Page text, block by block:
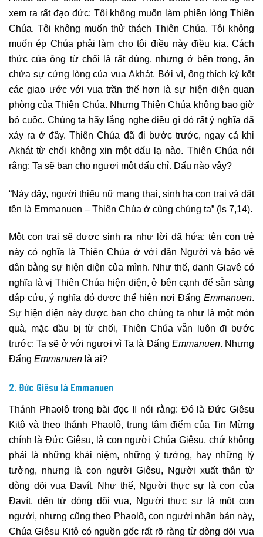
xem ra rất đạo đức: Tôi không muốn làm phiền lòng Thiên
Chúa. Tôi không muốn thử thách Thiên Chúa. Tôi không
muốn ép Chúa phải làm cho tôi điều này điều kia. Cách
thức của ông từ chối là rất đúng, nhưng ở bên trong, ẩn
chứa sự cứng lòng của vua Akhát. Bởi vì, ông thích ký kết
các giao ước với vua trần thế hơn là sự hiện diện quan
phòng của Thiên Chúa. Nhưng Thiên Chúa không bao giờ
bỏ cuộc. Chúng ta hãy lắng nghe điều gì đó rất ý nghĩa đã
xảy ra ở đây. Thiên Chúa đã đi bước trước, ngay cả khi
Akhát từ chối không xin một dấu lạ nào. Thiên Chúa nói
rằng: Ta sẽ ban cho ngươi một dấu chỉ. Dấu nào vậy?
“Này đây, người thiếu nữ mang thai, sinh hạ con trai và đặt
tên là Emmanuen – Thiên Chúa ở cùng chúng ta” (Is 7,14).
Một con trai sẽ được sinh ra như lời đã hứa; tên con trẻ
này có nghĩa là Thiên Chúa ở với dân Người và bảo vệ
dân bằng sự hiện diện của mình. Như thế, danh Giavê có
nghĩa là vị Thiên Chúa hiện diện, ở bên cạnh để sẵn sàng
đáp cứu, ý nghĩa đó được thể hiện nơi Đấng Emmanuen.
Sự hiện diện này được ban cho chúng ta như là một món
quà, mặc dầu bị từ chối, Thiên Chúa vẫn luôn đi bước
trước: Ta sẽ ở với ngươi vì Ta là Đấng Emmanuen. Nhưng
Đấng Emmanuen là ai?
2. Đức Giêsu là Emmanuen
Thánh Phaolô trong bài đọc II nói rằng: Đó là Đức Giêsu
Kitô và theo thánh Phaolô, trung tâm điểm của Tin Mừng
chính là Đức Giêsu, là con người Chúa Giêsu, chứ không
phải là những khái niệm, những ý tưởng, hay những lý
tưởng, nhưng là con người Giêsu, Người xuất thân từ
dòng dõi vua Đavít. Như thế, Người thực sự là con của
Đavít, đến từ dòng dõi vua, Người thực sự là một con
người, nhưng cũng theo Phaolô, con người nhân bản này,
Chúa Giêsu Kitô có nguồn gốc rất rõ ràng từ dòng dõi vua